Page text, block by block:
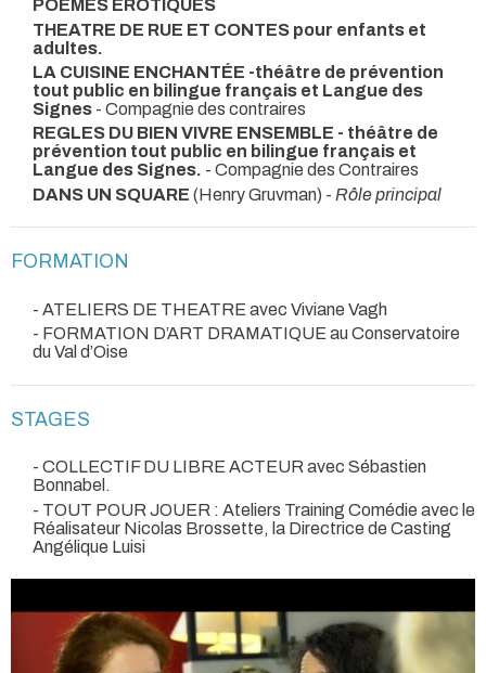
POEMES EROTIQUES
THEATRE DE RUE ET CONTES pour enfants et
adultes.
LA CUISINE ENCHANTÉE -théâtre de prévention
tout public en bilingue français et Langue des
Signes - Compagnie des contraires
REGLES DU BIEN VIVRE ENSEMBLE - théâtre de
prévention tout public en bilingue français et
Langue des Signes. - Compagnie des Contraires
DANS UN SQUARE (Henry Gruvman) - Rôle principal
FORMATION
- ATELIERS DE THEATRE avec Viviane Vagh
- FORMATION D’ART DRAMATIQUE au Conservatoire
du Val d’Oise
STAGES
- COLLECTIF DU LIBRE ACTEUR avec Sébastien
Bonnabel.
- TOUT POUR JOUER : Ateliers Training Comédie avec le
Réalisateur Nicolas Brossette, la Directrice de Casting
Angélique Luisi